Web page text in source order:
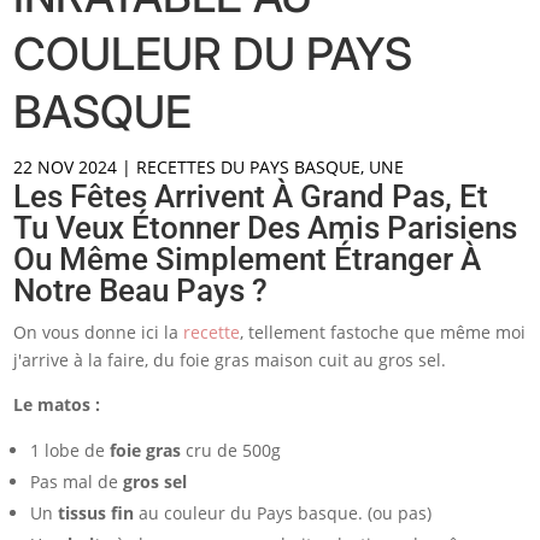
COULEUR DU PAYS
BASQUE
22 NOV 2024 | RECETTES DU PAYS BASQUE, UNE
Les Fêtes Arrivent À Grand Pas, Et
Tu Veux Étonner Des Amis Parisiens
Ou Même Simplement Étranger À
Notre Beau Pays ?
On vous donne ici la recette, tellement fastoche que même moi
j'arrive à la faire, du foie gras maison cuit au gros sel.
Le matos :
1 lobe defoie gras cru de 500g
Pas mal degros sel
Untissus fin au couleur du Pays basque. (ou pas)